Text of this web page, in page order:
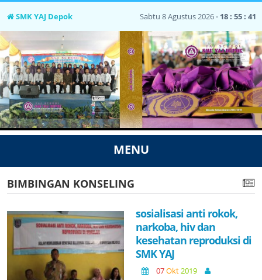
Sabtu 8 Agustus 2026 ⋅ 18 : 55 : 41
SMK YAJ Depok
MENU
BIMBINGAN KONSELING
sosialisasi anti rokok,
narkoba, hiv dan
kesehatan reproduksi di
SMK YAJ
07Okt2019